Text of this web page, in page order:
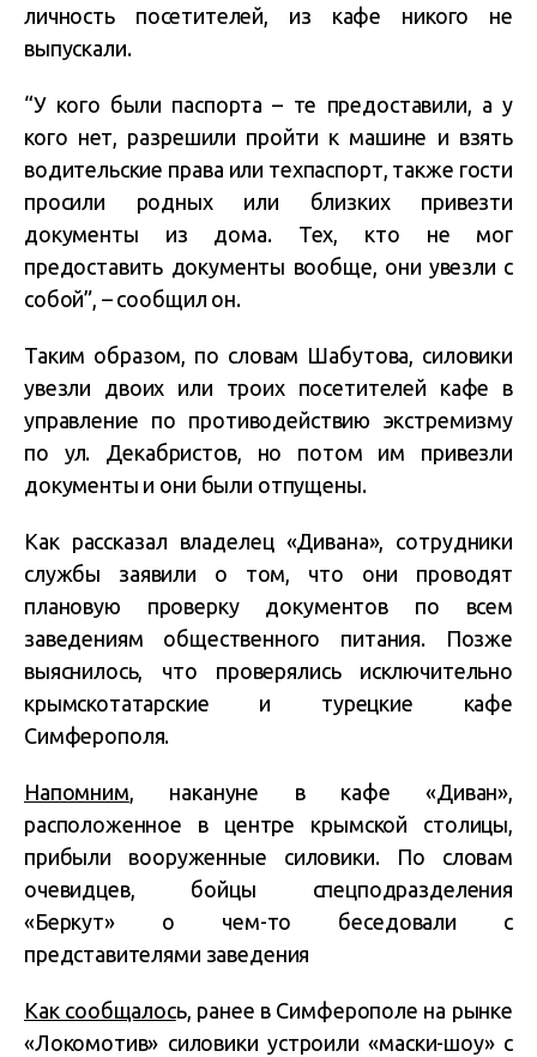
личность посетителей, из кафе никого не
выпускали.
“У кого были паспорта – те предоставили, а у
кого нет, разрешили пройти к машине и взять
водительские права или техпаспорт, также гости
просили родных или близких привезти
документы из дома. Тех, кто не мог
предоставить документы вообще, они увезли с
собой”, – сообщил он.
Таким образом, по словам Шабутова, силовики
увезли двоих или троих посетителей кафе в
управление по противодействию экстремизму
по ул. Декабристов, но потом им привезли
документы и они были отпущены.
Как рассказал владелец «Дивана», сотрудники
службы заявили о том, что они проводят
плановую проверку документов по всем
заведениям общественного питания. Позже
выяснилось, что проверялись исключительно
крымскотатарские и турецкие кафе
Симферополя.
Напомним, накануне в кафе «Диван»,
расположенное в центре крымской столицы,
прибыли вооруженные силовики. По словам
очевидцев, бойцы спецподразделения
«Беркут» о чем-то беседовали с
представителями заведения
Как сообщалось, ранее в Симферополе на рынке
«Локомотив» силовики устроили «маски-шоу» с